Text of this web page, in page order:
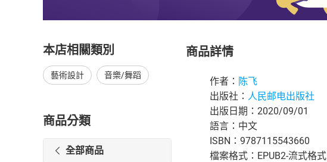
本店相關類別
藝術設計 音樂/舞蹈
商品分類
全部商品
商品詳情
作者： 陈飞
出版社： 人民邮电出版社
出版日期：2020/09/01
語言：中文
ISBN：9787115543660
檔案格式：EPUB2-流式格式